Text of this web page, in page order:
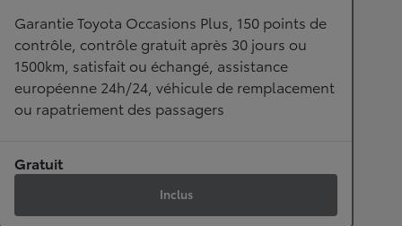
Garantie Toyota Occasions Plus, 150 points de
contrôle, contrôle gratuit après 30 jours ou
1500km, satisfait ou échangé, assistance
européenne 24h/24, véhicule de remplacement
ou rapatriement des passagers
Gratuit
Inclus